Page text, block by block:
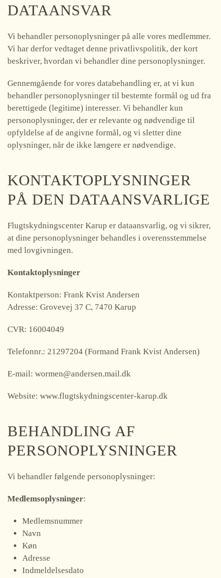
DATAANSVAR
Vi behandler personoplysninger på alle vores medlemmer.
Vi har derfor vedtaget denne privatlivspolitik, der kort
beskriver, hvordan vi behandler dine personoplysninger.
Gennemgående for vores databehandling er, at vi kun
behandler personoplysninger til bestemte formål og ud fra
berettigede (legitime) interesser. Vi behandler kun
personoplysninger, der er relevante og nødvendige til
opfyldelse af de angivne formål, og vi sletter dine
oplysninger, når de ikke længere er nødvendige.
KONTAKTOPLYSNINGER
PÅ DEN DATAANSVARLIGE
Flugtskydningscenter Karup er dataansvarlig, og vi sikrer,
at dine personoplysninger behandles i overensstemmelse
med lovgivningen.
Kontaktoplysninger
Kontaktperson: Frank Kvist Andersen
Adresse: Grovevej 37 C, 7470 Karup
CVR: 16004049
Telefonnr.: 21297204 (Formand Frank Kvist Andersen)
E-mail: wormen@andersen.mail.dk
Website: www.flugtskydningscenter-karup.dk
BEHANDLING AF
PERSONOPLYSNINGER
Vi behandler følgende personoplysninger:
Medlemsoplysninger:
Medlemsnummer
Navn
Køn
Adresse
Indmeldelsesdato